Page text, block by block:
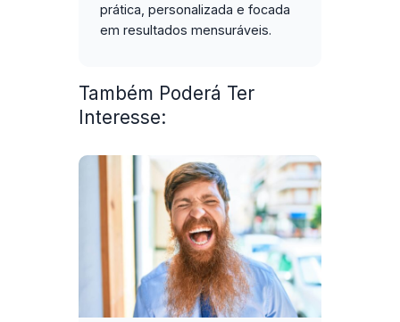
prática, personalizada e focada
em resultados mensuráveis.
Também Poderá Ter
Interesse: